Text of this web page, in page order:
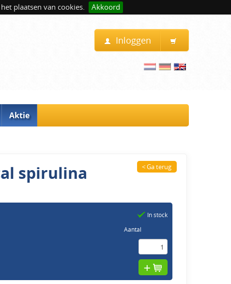
plaatsen van cookies. Akkoord
Inloggen
Aktie
spirulina < Ga terug
In stock
Aantal